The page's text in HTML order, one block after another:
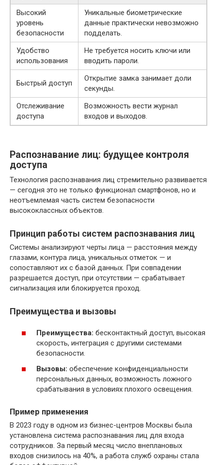
Высокий
уровень
безопасности
Уникальные биометрические
данные практически невозможно
подделать.
Удобство
использования
Не требуется носить ключи или
вводить пароли.
Быстрый доступ
Открытие замка занимает доли
секунды.
Отслеживание
доступа
Возможность вести журнал
входов и выходов.
Распознавание лиц: будущее контроля
доступа
Технология распознавания лиц стремительно развивается
— сегодня это не только функционал смартфонов, но и
неотъемлемая часть систем безопасности
высококлассных объектов.
Принцип работы систем распознавания лиц
Системы анализируют черты лица — расстояния между
глазами, контура лица, уникальных отметок — и
сопоставляют их с базой данных. При совпадении
разрешается доступ, при отсутствии — срабатывает
сигнализация или блокируется проход.
Преимущества и вызовы
Преимущества: бесконтактный доступ, высокая
скорость, интеграция с другими системами
безопасности.
Вызовы: обеспечение конфиденциальности
персональных данных, возможность ложного
срабатывания в условиях плохого освещения.
Пример применения
В 2023 году в одном из бизнес-центров Москвы была
установлена система распознавания лиц для входа
сотрудников. За первый месяц число внеплановых
входов снизилось на 40%, а работа служб охраны стала